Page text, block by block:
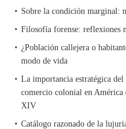
Sobre la condición marginal:
Filosofía forense: reflexiones
¿Población callejera o
modo de vida
La importancia estratégica
comercio colonial en
XIV
Catálogo razonado de la